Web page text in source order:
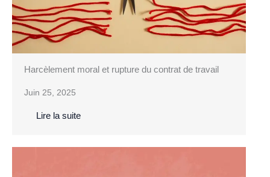
Harcèlement moral et rupture du contrat de travail
Juin 25, 2025
Lire la suite